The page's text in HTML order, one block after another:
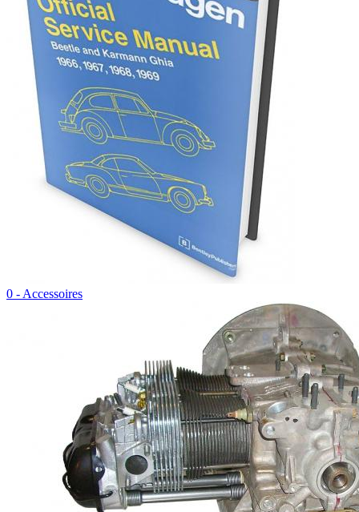
0 - Accessoires